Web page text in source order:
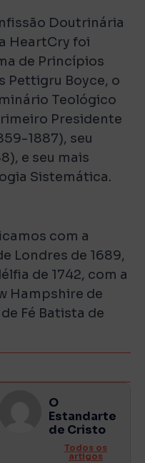
Doutrinária
HeartCry foi
de Princípios
Pettigru Boyce, o
Teológico
Presidente
1887), seu
e seu mais
Sistemática.
com a
Londres de 1689,
de 1742, com a
Hampshire de
Fé Batista de
O
Estandarte
de Cristo
Todos os
artigos